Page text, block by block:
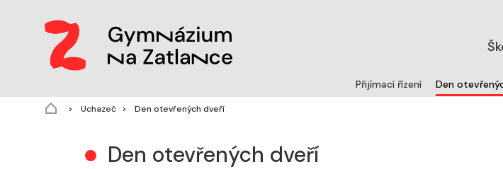
Přijímací řízení Den
Uchazeč Den otevřených dveří(aktuální)
Den otevřených dveří